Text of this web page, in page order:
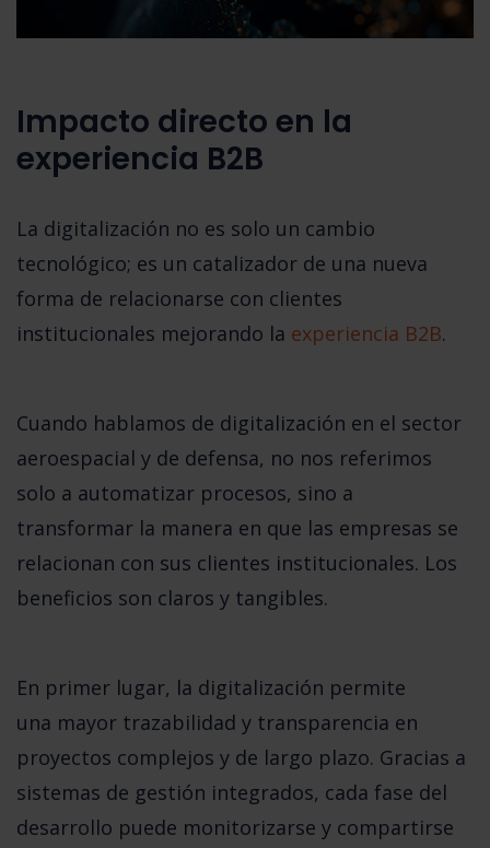
Impacto directo en la
experiencia B2B
La digitalización no es solo un cambio
tecnológico; es un catalizador de una nueva
forma de relacionarse con clientes
institucionales mejorando la experiencia B2B.
Cuando hablamos de digitalización en el sector
aeroespacial y de defensa, no nos referimos
solo a automatizar procesos, sino a
transformar la manera en que las empresas se
relacionan con sus clientes institucionales. Los
beneficios son claros y tangibles.
En primer lugar, la digitalización permite
una mayor trazabilidad y transparencia en
proyectos complejos y de largo plazo. Gracias a
sistemas de gestión integrados, cada fase del
desarrollo puede monitorizarse y compartirse